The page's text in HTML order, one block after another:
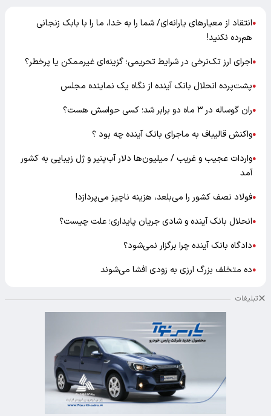
●انتقاد از معیارهای یارانه‌ای/ شما را به خدا، ما را با بابک زنجانی
هم‌رده نکنید!
●اجرای ارز تک‌نرخی در شرایط تحریمی؛ گزینه‌ای غیرممکن یا پرخطر؟
●پشت‌پرده انحلال بانک آینده از نگاه یک نماینده مجلس
●ران گوساله در ۳ ماه دو برابر شد؛ کسی حواسش هست؟
●واکنش قالیباف به ماجرای بانک آینده چه بود ؟
●واردات عجیب و غریب / میلیون‌ها دلار آب‌پنیر و ژل زیبایی به کشور
آمد
●فولاد نصف کشور را می‌بلعد، هزینه ناچیز می‌پردازد!
●انحلال بانک آینده و شادی جریان پایداری؛ علت چیست؟
●دادگاه بانک آینده چرا برگزار نمی‌شود؟
●ده متخلف بزرگ ارزی به زودی افشا می‌شوند
تبلیغات